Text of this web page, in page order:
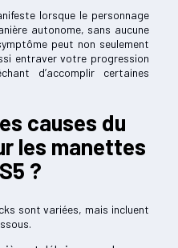
lorsque le personnage
autonome, sans aucune
peut non seulement
entraver votre progression
d’accomplir certaines
causes du
les manettes
?
sont variées, mais incluent